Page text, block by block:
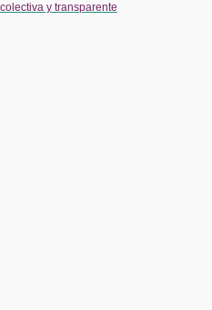
colectiva y transparente